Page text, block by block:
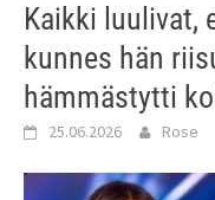
Kaikki luulivat,
kunnes hän
hämmästytti
25.06.2026 Rose